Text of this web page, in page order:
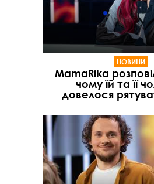
НОВИНИ
MamaRika
чому їй та її
довелося